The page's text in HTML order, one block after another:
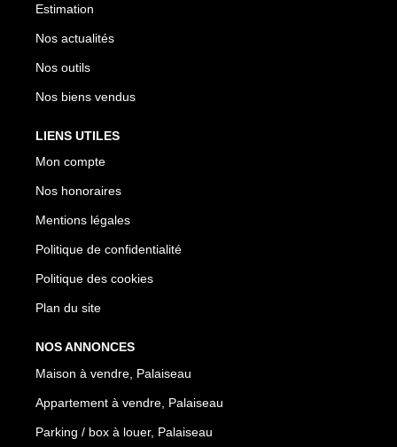
Estimation
Nos actualités
Nos outils
Nos biens vendus
LIENS UTILES
Mon compte
Nos honoraires
Mentions légales
Politique de confidentialité
Politique des cookies
Plan du site
NOS ANNONCES
Maison à vendre, Palaiseau
Appartement à vendre, Palaiseau
Parking / box à louer, Palaiseau